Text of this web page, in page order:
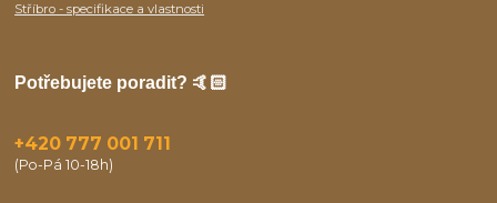
Stříbro - specifikace a vlastnosti
Potřebujete poradit? 🤙🏻
+420 777 001 711
(Po-Pá 10-18h)